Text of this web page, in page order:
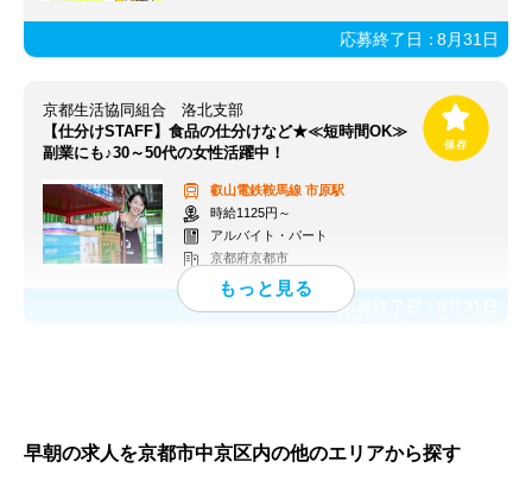
応募終了日：8月31日
京都生活協同組合 洛北支部
【仕分けSTAFF】食品の仕分けなど★≪短時間OK≫
副業にも♪30～50代の女性活躍中！
叡山電鉄鞍馬線 市原駅
時給1125円～
アルバイト・パート
京都府京都市
応募終了日：
早朝の求人を京都市中京区内の他のエリアから探す